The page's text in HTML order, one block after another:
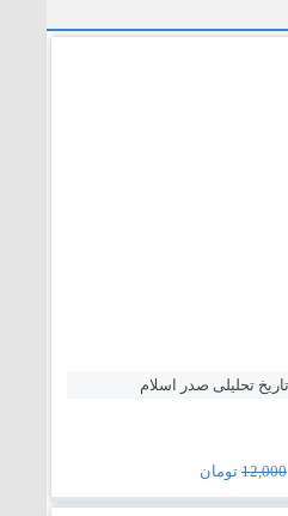
تحلیلی صدر اسلام
12,000تومان